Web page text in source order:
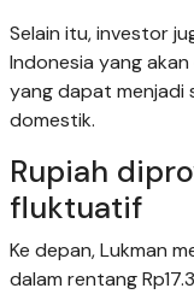
Selain itu, investor
Indonesia yang
yang dapat menjadi
domestik.
Rupiah
fluktuatif
Ke depan, Lukman
dalam rentang